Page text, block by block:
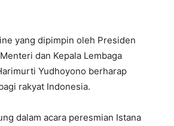
yang dipimpin oleh Presiden
dan Kepala Lembaga
Yudhoyono berharap
rakyat Indonesia.
dalam acara peresmian Istana